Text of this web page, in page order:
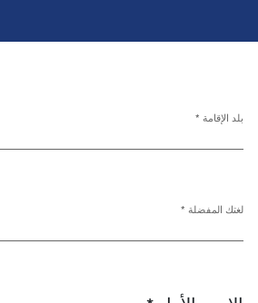
بلد الإقامة *
لغتك المفضلة *